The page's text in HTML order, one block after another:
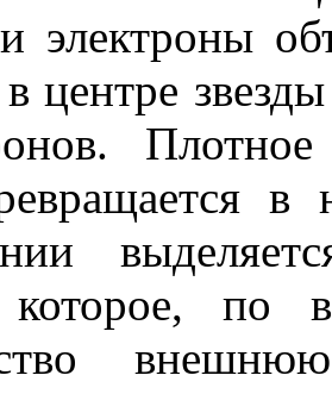
электроны
центре
Плотное
которое, по